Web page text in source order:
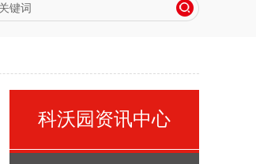
科沃园资讯中心